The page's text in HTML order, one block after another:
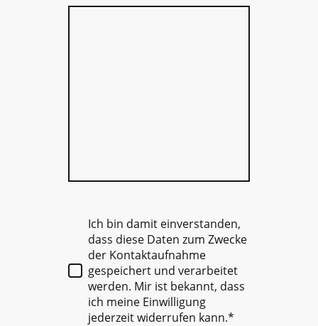
Ich bin damit einverstanden,
dass diese Daten zum Zwecke
der Kontaktaufnahme
gespeichert und verarbeitet
werden. Mir ist bekannt, dass
ich meine Einwilligung
jederzeit widerrufen kann.*